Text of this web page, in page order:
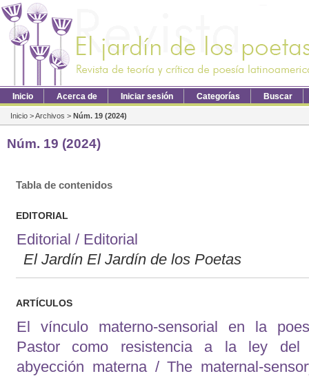
Inicio Acerca de Iniciar sesión Categorías Buscar
Inicio >Archivos > Núm. 19 (2024)
Núm. 19 (2024)
Tabla de contenidos
EDITORIAL
Editorial / Editorial
El Jardín El Jardín de los Poetas
ARTÍCULOS
El vínculo materno-sensorial en la
Pastor como resistencia a la ley
abyección materna / The maternal-